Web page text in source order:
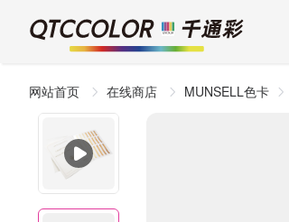
网站首页 在线商店 MUNSELL色卡